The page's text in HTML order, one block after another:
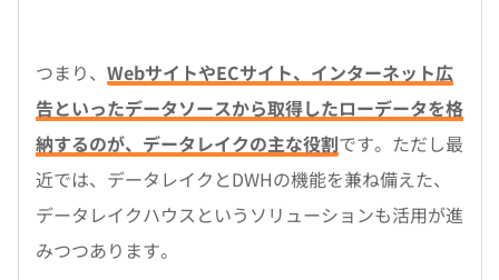
つまり、 WebサイトやECサイト、インターネット広
告といったデータソースから取得したローデータを格
納するのが、データレイクの主な役割です。ただし最
近では、データレイクとDWHの機能を兼ね備えた、
データレイクハウスというソリューションも活用が進
みつつあります。